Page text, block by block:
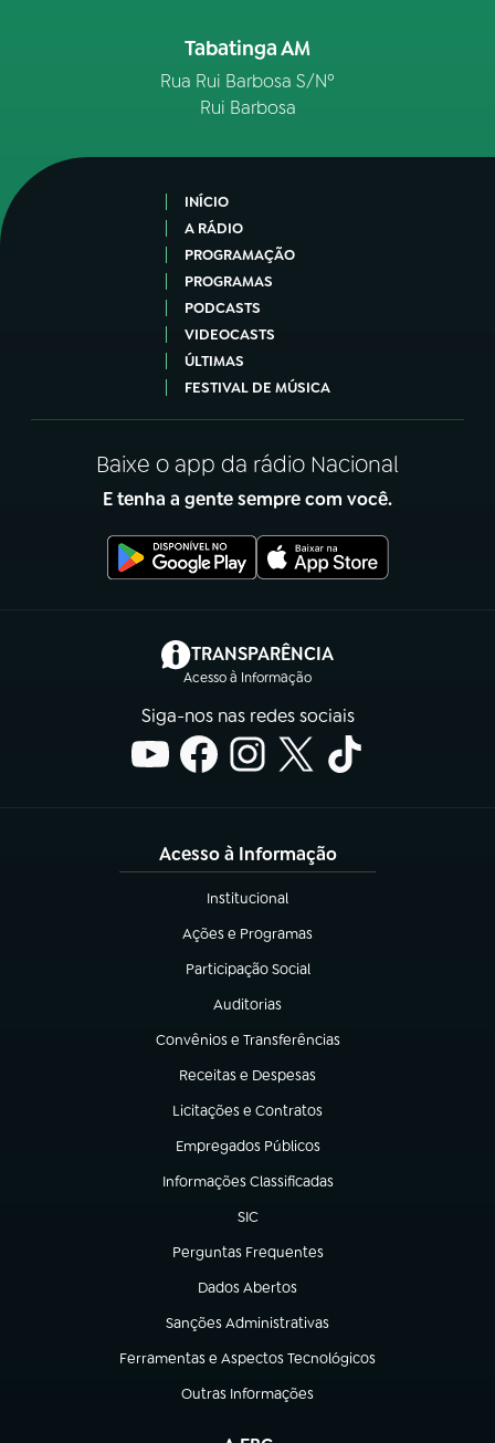
Tabatinga AM
Rua Rui Barbosa S/Nº
Rui Barbosa
INÍCIO
A RÁDIO
PROGRAMAÇÃO
PROGRAMAS
PODCASTS
VIDEOCASTS
ÚLTIMAS
FESTIVAL DE MÚSICA
Baixe o app da rádio Nacional
E tenha a gente sempre com você.
TRANSPARÊNCIA
Acesso à Informação
(abre em nova aba)
Siga-nos nas redes sociais
Acesso à Informação
Institucional
(abre em nova aba)
Ações e Programas
(abre em nova aba)
Participação Social
(abre em nova aba)
Auditorias
(abre em nova aba)
Convênios e Transferências
(abre em nova aba)
Receitas e Despesas
(abre em nova aba)
Licitações e Contratos
(abre em nova aba)
Empregados Públicos
(abre em nova aba)
Informações Classificadas
(abre em nova aba)
SIC
(abre em nova aba)
Perguntas Frequentes
(abre em nova aba)
Dados Abertos
(abre em nova aba)
Sanções Administrativas
(abre em nova aba)
Ferramentas e Aspectos Tecnológicos
(abre em nova aba)
Outras Informações
(abre em nova aba)